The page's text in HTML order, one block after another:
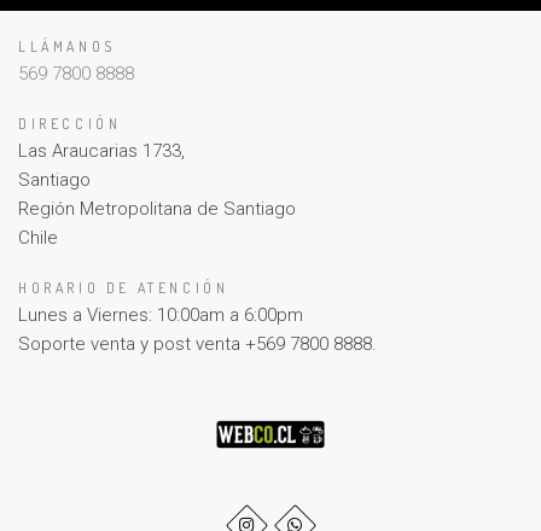
LLÁMANOS
569 7800 8888
DIRECCIÓN
Las Araucarias 1733,
Santiago
Región Metropolitana de Santiago
Chile
HORARIO DE ATENCIÓN
Lunes a Viernes: 10:00am a 6:00pm
Soporte venta y post venta +569 7800 8888.